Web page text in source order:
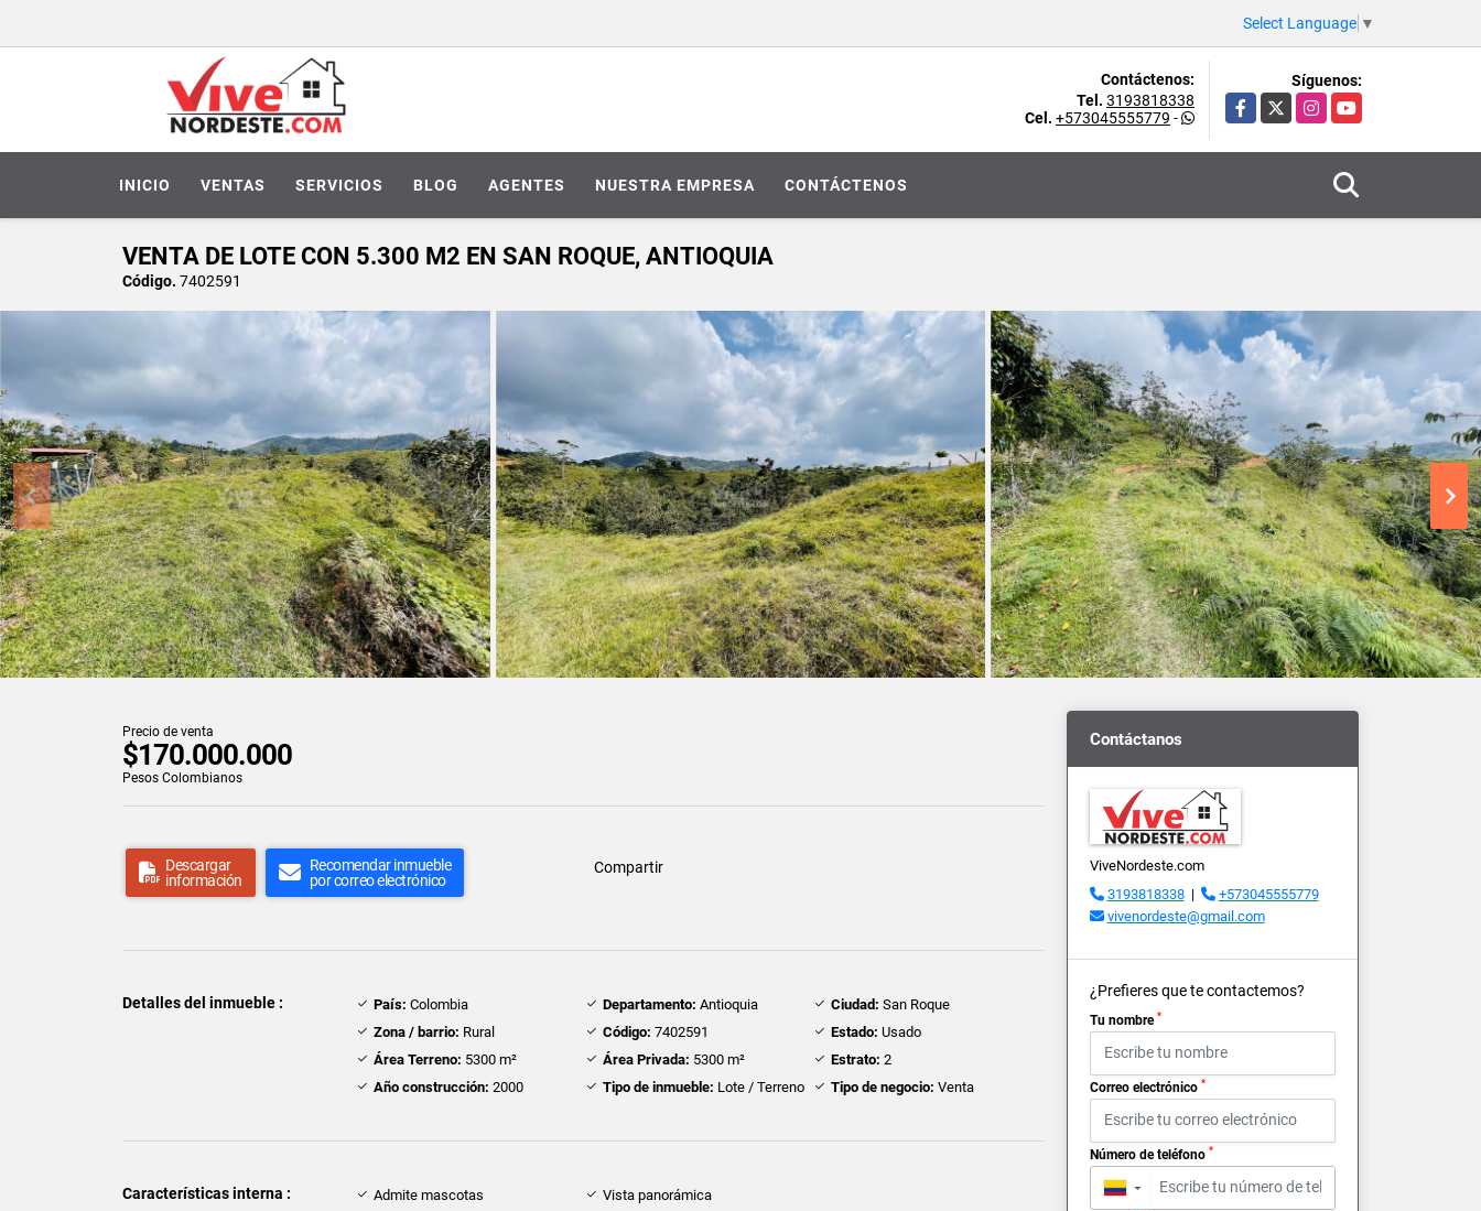
Select Language ▼
Contáctenos:
Tel. 3193818338
Cel. +573045555779 -
Síguenos:
Facebook
X InstagramYouTube
INICIO VENTAS SERVICIOS BLOG AGENTES NUESTRA EMPRESA CONTÁCTENOS
VENTA DE LOTE CON 5.300 M2 EN SAN ROQUE, ANTIOQUIA
Código. 7402591
Precio de venta
$170.000.000
Pesos Colombianos
Descargar
información
Recomendar inmueble
por correo electrónico
Compartir
Detalles del inmueble : País: Colombia Departamento: Antioquia Ciudad: San Roque
Zona / barrio: Rural Código: 7402591 Estado: Usado
Área Terreno: 5300 m² Área Privada: 5300 m² Estrato: 2
Año construcción: 2000 Tipo de inmueble: Lote / Terreno Tipo de negocio: Venta
Características interna : Admite mascotas Vista panorámica
Contáctanos
ViveNordeste.com
3193818338|
+573045555779
vivenordeste@gmail.com
¿Prefieres que te contactemos?
Tu nombre *
Correo electrónico *
Número de teléfono *
▼